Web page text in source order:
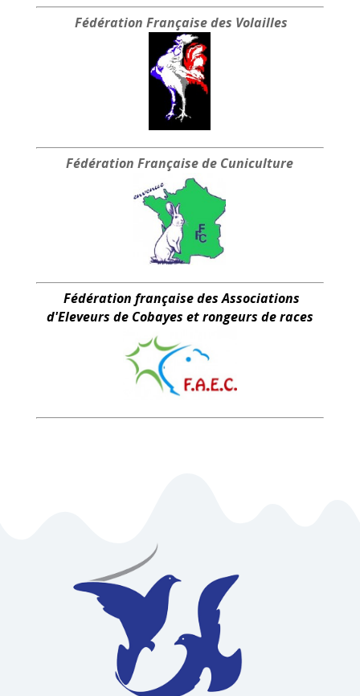
Fédération Française des Volailles
Fédération Française de Cuniculture
Fédération française des Associations
d'Eleveurs de Cobayes et rongeurs de races